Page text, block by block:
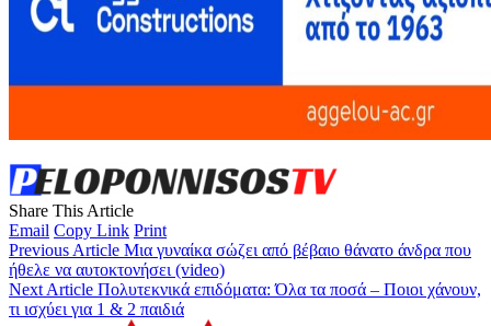
Share This Article
Email Copy Link Print
Previous Article Μια γυναίκα σώζει από βέβαιο θάνατο άνδρα που
ήθελε να αυτοκτονήσει (video)
Next Article Πολυτεκνικά επιδόματα: Όλα τα ποσά – Ποιοι χάνουν,
τι ισχύει για 1 & 2 παιδιά